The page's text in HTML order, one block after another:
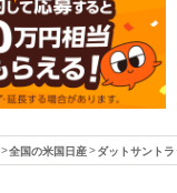
全国の米国日産 ダットサント